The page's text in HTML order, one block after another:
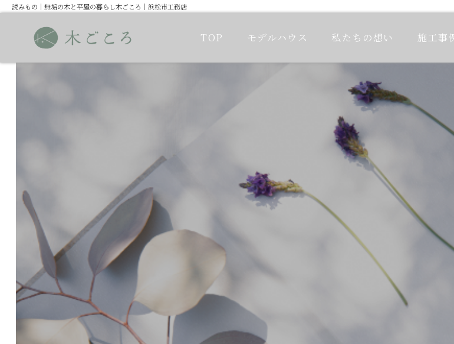
読みもの｜無垢の木と平屋の暮らし木ごころ｜浜松市工務店
TOP モデルハウス 私たちの想い 施工事